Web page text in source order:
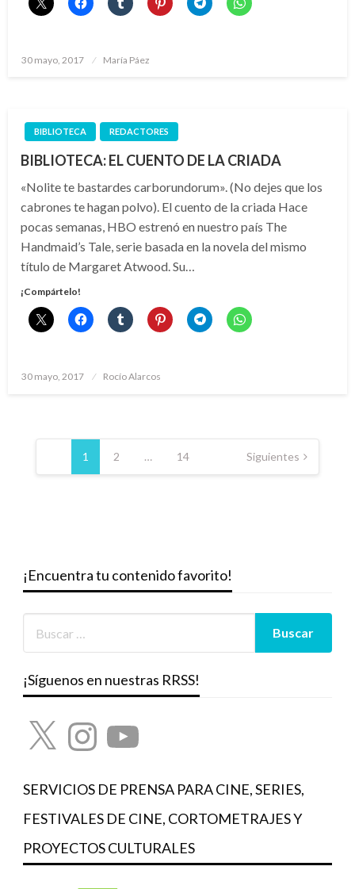
Publicado
30 mayo, 2017 María Páez
BIBLIOTECA REDACTORES
BIBLIOTECA: EL CUENTO DE LA CRIADA
«Nolite te bastardes carborundorum». (No dejes que los
cabrones te hagan polvo). El cuento de la criada Hace
pocas semanas, HBO estrenó en nuestro país The
Handmaid’s Tale, serie basada en la novela del mismo
título de Margaret Atwood. Su…
¡Compártelo!
Publicado
30 mayo, 2017 Rocío Alarcos
Paginación
entradas
1 2 … 14 Siguientes
¡Encuentra tu contenido favorito!
¡Síguenos en nuestras RRSS!
X InstagramYouTube
SERVICIOS DE PRENSA PARA CINE, SERIES,
FESTIVALES DE CINE, CORTOMETRAJES Y
PROYECTOS CULTURALES